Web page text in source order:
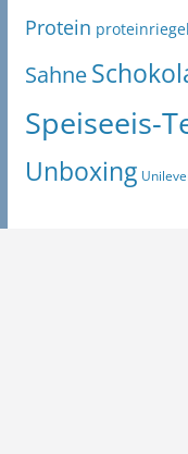
Protein proteinriegel
Sahne
Speiseeis-
Unboxing